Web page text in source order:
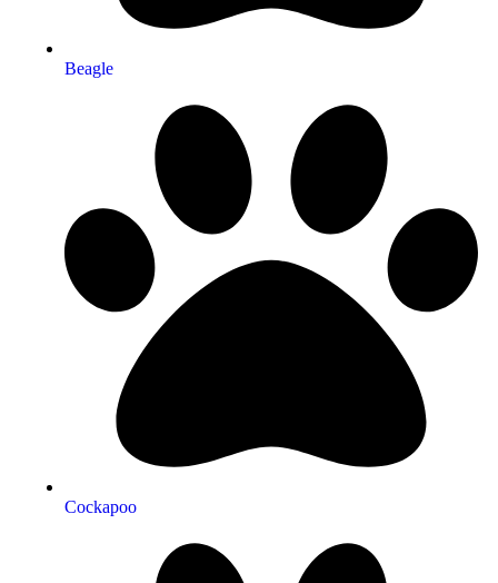
Beagle
Cockapoo